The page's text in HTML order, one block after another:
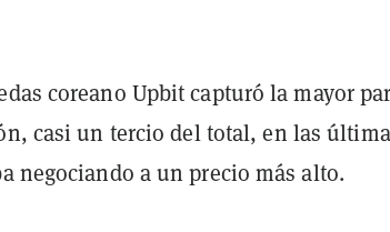
coreano Upbit capturó la mayor
casi un tercio del total, en las
negociando a un precio más alto.